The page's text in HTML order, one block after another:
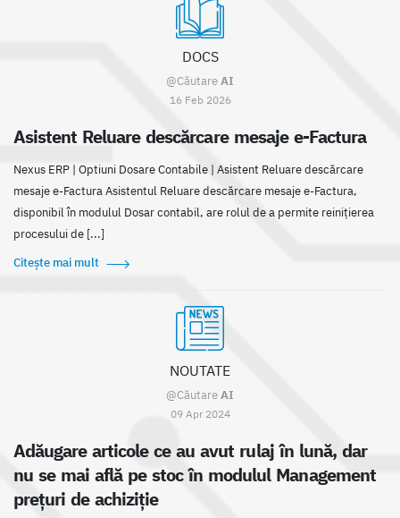
DOCS
@CăutareAI
16 Feb 2026
Asistent Reluare descărcare mesaje e-Factura
Nexus ERP | Optiuni Dosare Contabile | Asistent Reluare descărcare
mesaje e-Factura Asistentul Reluare descărcare mesaje e-Factura,
disponibil în modulul Dosar contabil, are rolul de a permite reinițierea
procesului de [...]
Citește mai mult
NOUTATE
@CăutareAI
09 Apr 2024
Adăugare articole ce au avut rulaj în lună, dar
nu se mai află pe stoc în modulul Management
prețuri de achiziție